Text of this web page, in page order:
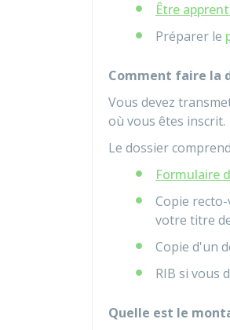
Être
Préparer le
Comment faire la
Vous devez
où vous êtes inscrit.
Le dossier
Formulaire
Copie
votre titre
Copie d'un
RIB si vous
Quelle est le